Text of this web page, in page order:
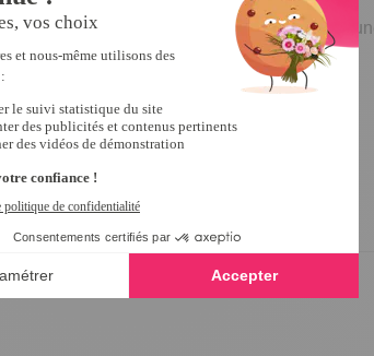
tissu éponge nid d'abeille pour la doublure,